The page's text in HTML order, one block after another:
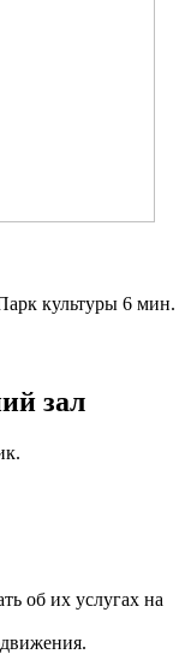
культуры 6 мин.
зал
об их услугах на